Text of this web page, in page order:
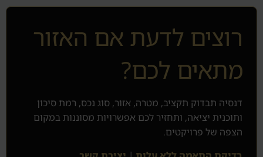
רוצים לדעת אם האזור
מתאים לכם?
דנסיה תבדוק תקציב, מטרה, אזור, סוג נכס, רמת סיכון
ותוכנית יציאה, ותחזיר לכם אפשרויות מסוננות במקום
הצפה של פרויקטים.